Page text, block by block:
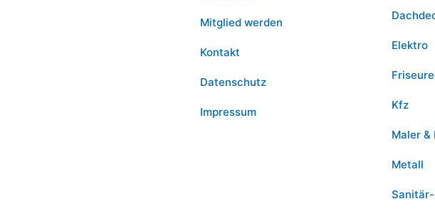
Mitglied werden
Kontakt
Datenschutz
Impressum
Elektro
Friseure
Kfz
Maler &
Metall